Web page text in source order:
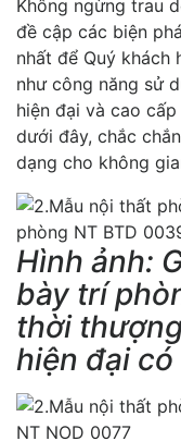
Không ngừng trau
đề cập các biện
nhất để Quý khách
như công năng sử
hiện đại và cao
dưới đây, chắc
dạng cho không
Hình ảnh:
bày trí
thời
hiện đại